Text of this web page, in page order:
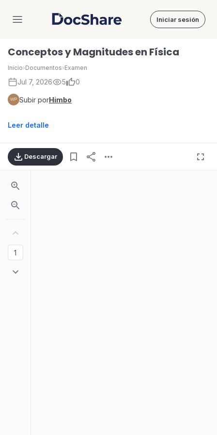
DocShare Iniciar sesión
Conceptos y Magnitudes en Física
Inicio›Documentos›Examen
Jul 7, 2026 5 0
Subir porHimbo
Leer detalle
Descargar